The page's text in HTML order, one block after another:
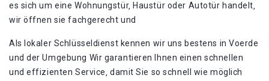
es sich um eine Wohnungstür‚ Haustür oder Autotür handelt‚
wir öffnen sie fachgerecht und
Als lokaler Schlüsseldienst kennen wir uns bestens in Voerde
und der Umgebung Wir garantieren Ihnen einen schnellen
und effizienten Service‚ damit Sie so schnell wie möglich